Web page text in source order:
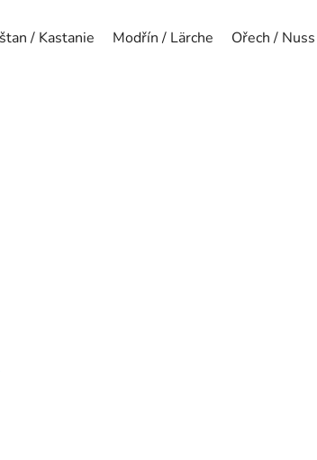
/ Kastanie Modřín / Lärche Ořech / Nuss